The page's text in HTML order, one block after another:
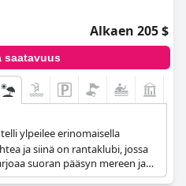
Alkaen 205 $
saatavuus
ylpeilee erinomaisella
ja siinä on rantaklubi, jossa
suoran pääsyn mereen ja